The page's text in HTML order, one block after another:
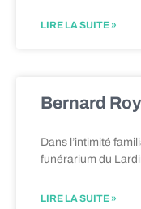
LIRE LA SUITE »
Bernard
Dans l’intimité
funérarium du
LIRE LA SUITE »